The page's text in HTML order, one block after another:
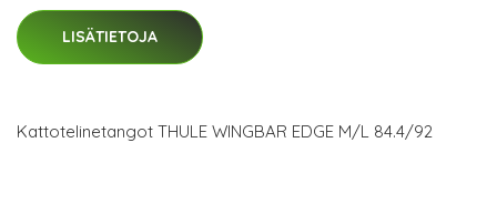
LISÄTIETOJA
Kattotelinetangot THULE WINGBAR EDGE M/L 84.4/92